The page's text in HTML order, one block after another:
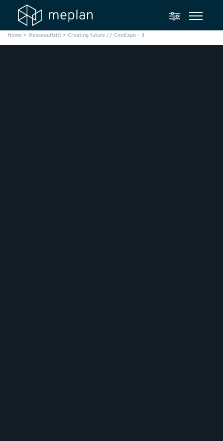
Home > Messeauftritt > Creating future // ConExpo – II